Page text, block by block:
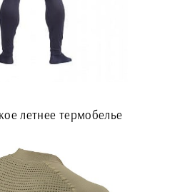
летнее термобелье